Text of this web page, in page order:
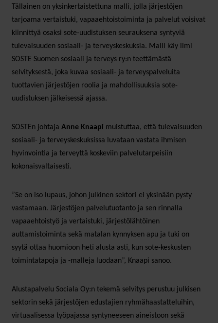
Tällainen on yksinkertaistettuna malli, jolla järjestöjen
tarjoama vertaistuki, vapaaehtoistoiminta ja palvelut voisivat
kiinnittyä osaksi sote-uudistuksen seurauksena syntyviä
tulevaisuuden sosiaali- ja terveyskeskuksia. Malli käy ilmi
SOSTE Suomen sosiaali ja terveys ry:n teettämästä
selvityksestä, joka kuvaa sosiaali- ja terveyspalveluita
tuottavien järjestöjen roolia ja mahdollisuuksia sote-
uudistuksen jälkeisessä ajassa.
SOSTEn johtaja Anne Knaapi muistuttaa, että tulevaisuuden
sosiaali- ja terveyskeskuksissa luvataan vastata ihmisen
hyvinvointia ja terveyttä koskeviin palvelutarpeisiin
kokonaisvaltaisesti.
”Se on iso lupaus, johon julkinen sektori ei yksinään pysty
vastamaan. Järjestöjen palvelutuotanto ja sen rinnalla
vapaaehtoistyö ja vertaistuki, järjestölähtöinen
auttamistoiminta sekä matalan kynnyksen apu ja tuki on
syytä ottaa huomioon heti alusta asti, kun sote-keskusten
toimintatapoja ja -malleja luodaan”, Knaapi sanoo.
Alustapalvelu Sociala Oy:n tekemä selvitys perustuu julkisen
sektorin sekä järjestöjen edustajien ryhmähaastatteluihin,
virtuaalisessa työpajassa syntyneeseen aineistoon sekä